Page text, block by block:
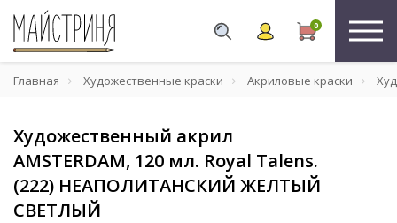
0
Главная Художественные краски Акриловые краски
Художественный акрил
AMSTERDAM, 120 мл. Royal Talens.
(222) НЕАПОЛИТАНСКИЙ ЖЕЛТЫЙ
СВЕТЛЫЙ